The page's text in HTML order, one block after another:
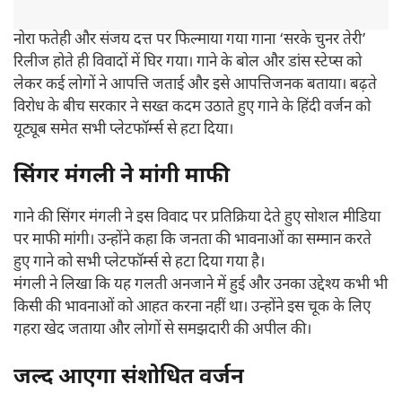
नोरा फतेही और संजय दत्त पर फिल्माया गया गाना ‘सरके चुनर तेरी’
रिलीज होते ही विवादों में घिर गया। गाने के बोल और डांस स्टेप्स को
लेकर कई लोगों ने आपत्ति जताई और इसे आपत्तिजनक बताया। बढ़ते
विरोध के बीच सरकार ने सख्त कदम उठाते हुए गाने के हिंदी वर्जन को
यूट्यूब समेत सभी प्लेटफॉर्म्स से हटा दिया।
सिंगर मंगली ने मांगी माफी
गाने की सिंगर मंगली ने इस विवाद पर प्रतिक्रिया देते हुए सोशल मीडिया
पर माफी मांगी। उन्होंने कहा कि जनता की भावनाओं का सम्मान करते
हुए गाने को सभी प्लेटफॉर्म्स से हटा दिया गया है।
मंगली ने लिखा कि यह गलती अनजाने में हुई और उनका उद्देश्य कभी भी
किसी की भावनाओं को आहत करना नहीं था। उन्होंने इस चूक के लिए
गहरा खेद जताया और लोगों से समझदारी की अपील की।
जल्द आएगा संशोधित वर्जन